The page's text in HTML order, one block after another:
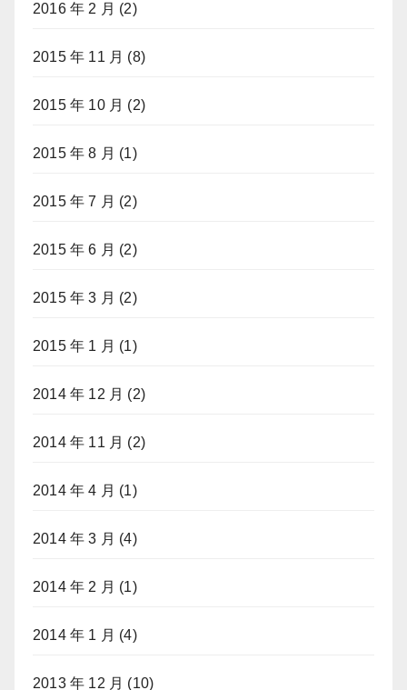
2016 年 2 月 (2)
2015 年 11 月 (8)
2015 年 10 月 (2)
2015 年 8 月 (1)
2015 年 7 月 (2)
2015 年 6 月 (2)
2015 年 3 月 (2)
2015 年 1 月 (1)
2014 年 12 月 (2)
2014 年 11 月 (2)
2014 年 4 月 (1)
2014 年 3 月 (4)
2014 年 2 月 (1)
2014 年 1 月 (4)
2013 年 12 月 (10)